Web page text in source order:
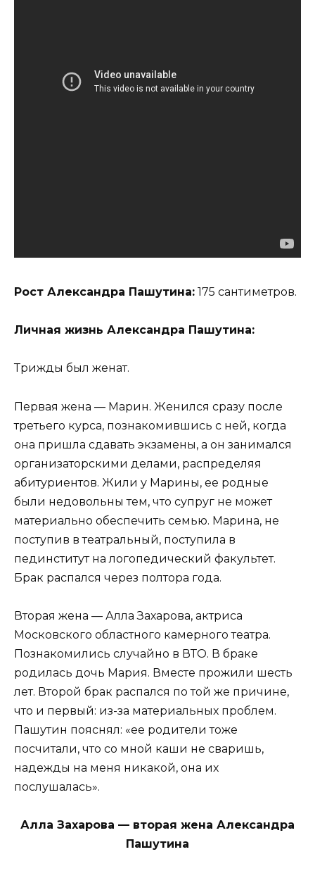
Рост Александра Пашутина: 175 сантиметров.
Личная жизнь Александра Пашутина:
Трижды был женат.
Первая жена — Марин. Женился сразу после
третьего курса, познакомившись с ней, когда
она пришла сдавать экзамены, а он занимался
организаторскими делами, распределяя
абитуриентов. Жили у Марины, ее родные
были недовольны тем, что супруг не может
материально обеспечить семью. Марина, не
поступив в театральный, поступила в
пединститут на логопедический факультет.
Брак распался через полтора года.
Вторая жена — Алла Захарова, актриса
Московского областного камерного театра.
Познакомились случайно в ВТО. В браке
родилась дочь Мария. Вместе прожили шесть
лет. Второй брак распался по той же причине,
что и первый: из-за материальных проблем.
Пашутин пояснял: «ее родители тоже
посчитали, что со мной каши не сваришь,
надежды на меня никакой, она их
послушалась».
Алла Захарова — вторая жена Александра
Пашутина